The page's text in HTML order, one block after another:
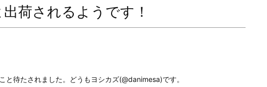
荷されるようです！
と待たされました。どうもヨシカズ(@danimesa)です。